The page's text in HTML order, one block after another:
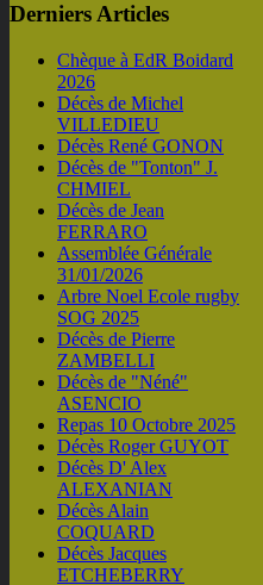
Derniers Articles
Chèque à EdR Boidard
2026
Décès de Michel
VILLEDIEU
Décès René GONON
Décès de "Tonton" J.
CHMIEL
Décès de Jean
FERRARO
Assemblée Générale
31/01/2026
Arbre Noel Ecole rugby
SOG 2025
Décès de Pierre
ZAMBELLI
Décès de "Néné"
ASENCIO
Repas 10 Octobre 2025
Décès Roger GUYOT
Décès D' Alex
ALEXANIAN
Décès Alain
COQUARD
Décès Jacques
ETCHEBERRY